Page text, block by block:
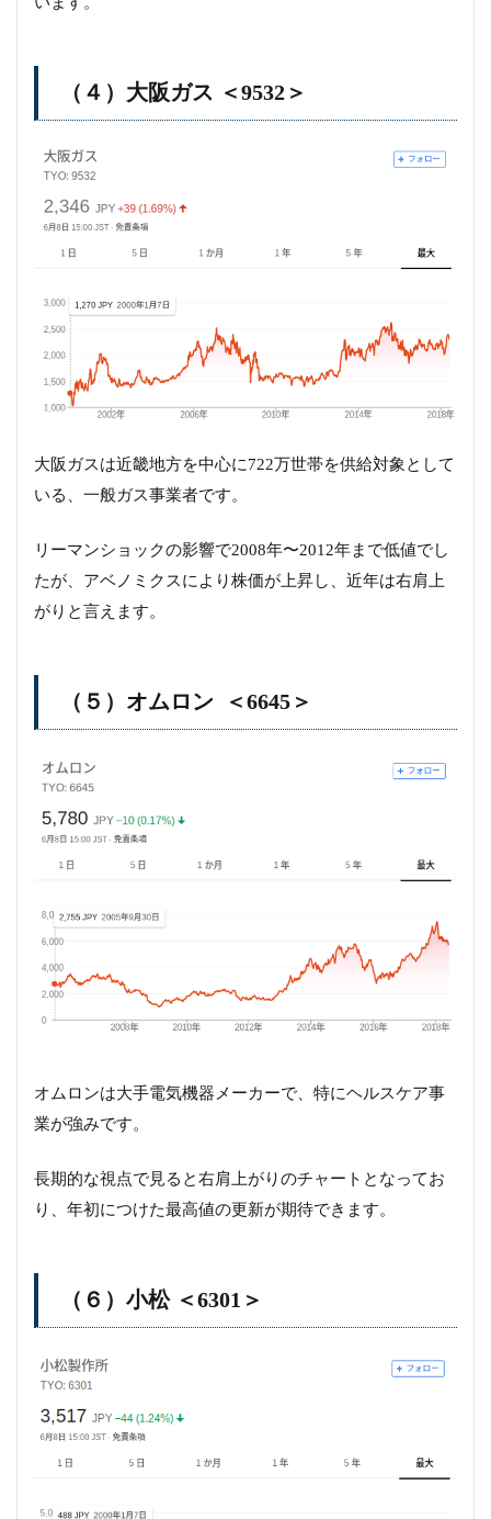
（４）大阪ガス ＜9532＞
大阪ガスは近畿地方を中心に722万世帯を供給対象として
いる、一般ガス事業者です。
リーマンショックの影響で2008年〜2012年まで低値でし
たが、アベノミクスにより株価が上昇し、近年は右肩上
がりと言えます。
（５）オムロン ＜6645＞
オムロンは大手電気機器メーカーで、特にヘルスケア事
業が強みです。
長期的な視点で見ると右肩上がりのチャートとなってお
り、年初につけた最高値の更新が期待できます。
（６）小松 ＜6301＞